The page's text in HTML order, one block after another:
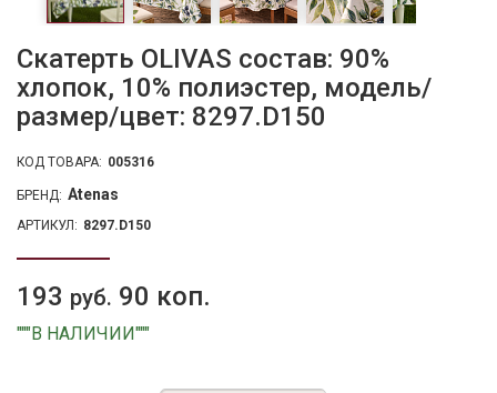
Скатерть OLIVAS состав: 90%
хлопок, 10% полиэстер, модель/
размер/цвет: 8297.D150
КОД ТОВАРА: 005316
БРЕНД: Atenas
АРТИКУЛ: 8297.D150
193 руб. 90 коп.
"""В НАЛИЧИИ"""